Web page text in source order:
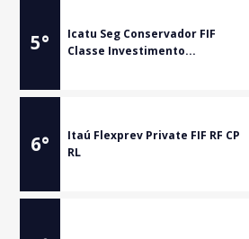
5°
Icatu Seg Conservador FIF
Classe Investimento...
6°
Itaú Flexprev Private FIF RF CP
RL